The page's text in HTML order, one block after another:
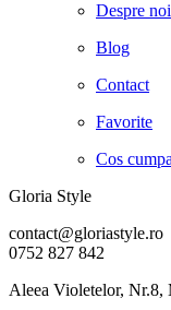
Despre noi
Blog
Contact
Favorite
Cos
Gloria Style
contact@gloriastyle.ro
0752 827 842
Aleea Violetelor, Nr.8,